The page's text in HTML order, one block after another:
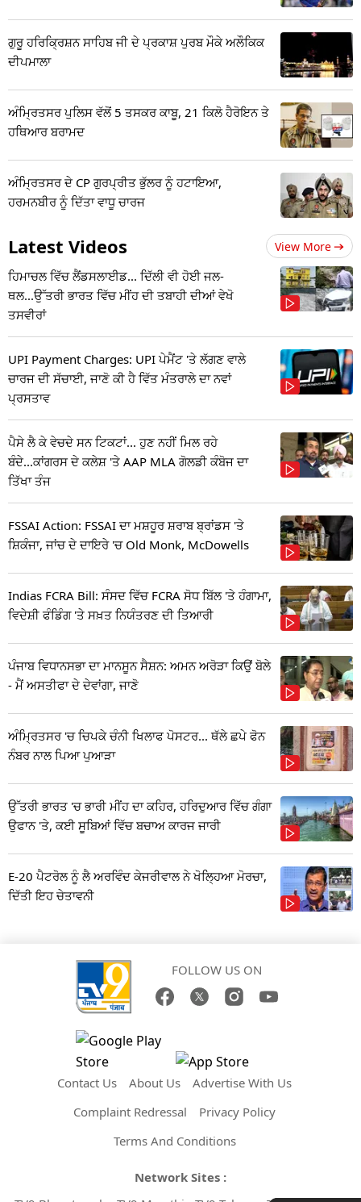
ਗੁਰੂ ਹਰਿਕ੍ਰਿਸ਼ਨ ਸਾਹਿਬ ਜੀ ਦੇ ਪ੍ਰਕਾਸ਼ ਪੁਰਬ ਮੌਕੇ ਅਲੌਕਿਕ
ਦੀਪਮਾਲਾ
ਅੰਮ੍ਰਿਤਸਰ ਪੁਲਿਸ ਵੱਲੋਂ 5 ਤਸਕਰ ਕਾਬੂ, 21 ਕਿਲੋ ਹੈਰੋਇਨ ਤੇ
ਹਥਿਆਰ ਬਰਾਮਦ
ਅੰਮ੍ਰਿਤਸਰ ਦੇ CP ਗੁਰਪ੍ਰੀਤ ਭੁੱਲਰ ਨੂੰ ਹਟਾਇਆ,
ਹਰਮਨਬੀਰ ਨੂੰ ਦਿੱਤਾ ਵਾਧੂ ਚਾਰਜ
Latest Videos View More
ਹਿਮਾਚਲ ਵਿੱਚ ਲੈਂਡਸਲਾਈਡ... ਦਿੱਲੀ ਵੀ ਹੋਈ ਜਲ-
ਥਲ...ਉੱਤਰੀ ਭਾਰਤ ਵਿੱਚ ਮੀਂਹ ਦੀ ਤਬਾਹੀ ਦੀਆਂ ਵੇਖੋ
ਤਸਵੀਰਾਂ
UPI Payment Charges: UPI ਪੇਮੈਂਟ 'ਤੇ ਲੱਗਣ ਵਾਲੇ
ਚਾਰਜ ਦੀ ਸੱਚਾਈ, ਜਾਣੋ ਕੀ ਹੈ ਵਿੱਤ ਮੰਤਰਾਲੇ ਦਾ ਨਵਾਂ
ਪ੍ਰਸਤਾਵ
ਪੈਸੇ ਲੈ ਕੇ ਵੇਚਦੇ ਸਨ ਟਿਕਟਾਂ... ਹੁਣ ਨਹੀਂ ਮਿਲ ਰਹੇ
ਬੰਦੇ...ਕਾਂਗਰਸ ਦੇ ਕਲੇਸ਼ 'ਤੇ AAP MLA ਗੋਲਡੀ ਕੰਬੋਜ ਦਾ
ਤਿੱਖਾ ਤੰਜ
FSSAI Action: FSSAI ਦਾ ਮਸ਼ਹੂਰ ਸ਼ਰਾਬ ਬ੍ਰਾਂਡਸ 'ਤੇ
ਸ਼ਿਕੰਜਾ, ਜਾਂਚ ਦੇ ਦਾਇਰੇ 'ਚ Old Monk, McDowells
Indias FCRA Bill: ਸੰਸਦ ਵਿੱਚ FCRA ਸੋਧ ਬਿੱਲ 'ਤੇ ਹੰਗਾਮਾ,
ਵਿਦੇਸ਼ੀ ਫੰਡਿੰਗ 'ਤੇ ਸਖ਼ਤ ਨਿਯੰਤਰਣ ਦੀ ਤਿਆਰੀ
ਪੰਜਾਬ ਵਿਧਾਨਸਭਾ ਦਾ ਮਾਨਸੂਨ ਸੈਸ਼ਨ: ਅਮਨ ਅਰੋੜਾ ਕਿਉਂ ਬੋਲੇ
- ਮੈਂ ਅਸਤੀਫਾ ਦੇ ਦੇਵਾਂਗਾ, ਜਾਣੋ
ਅੰਮ੍ਰਿਤਸਰ 'ਚ ਚਿਪਕੇ ਚੰਨੀ ਖਿਲਾਫ ਪੋਸਟਰ... ਥੱਲੇ ਛਪੇ ਫੋਨ
ਨੰਬਰ ਨਾਲ ਪਿਆ ਪੁਆੜਾ
ਉੱਤਰੀ ਭਾਰਤ 'ਚ ਭਾਰੀ ਮੀਂਹ ਦਾ ਕਹਿਰ, ਹਰਿਦੁਆਰ ਵਿੱਚ ਗੰਗਾ
ਉਫਾਨ 'ਤੇ, ਕਈ ਸੂਬਿਆਂ ਵਿੱਚ ਬਚਾਅ ਕਾਰਜ ਜਾਰੀ
E-20 ਪੈਟਰੋਲ ਨੂੰ ਲੈ ਅਰਵਿੰਦ ਕੇਜਰੀਵਾਲ ਨੇ ਖੋਲ੍ਹਿਆ ਮੋਰਚਾ,
ਦਿੱਤੀ ਇਹ ਚੇਤਾਵਨੀ
FOLLOW US ON
Contact Us About Us
Advertise With Us
Complaint Redressal
Privacy Policy
Terms And Conditions
Network Sites :